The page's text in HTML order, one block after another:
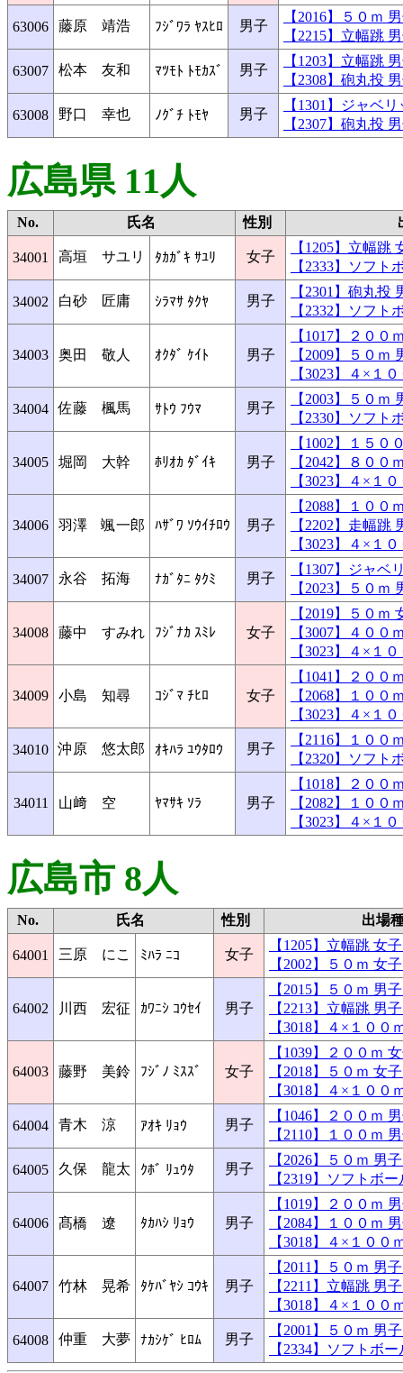
63006 藤原 靖浩 ﾌｼﾞﾜﾗ ﾔｽﾋﾛ 男子
【2016】５０
【2215】立幅
63007 松本 友和 ﾏﾂﾓﾄ ﾄﾓｶｽﾞ 男子
【1203】立幅
【2308】砲丸
63008 野口 幸也 ﾉｸﾞﾁ ﾄﾓﾔ 男子
【1301】ジャ
【2307】砲丸
広島県 11人
No. 氏名 性別
34001 高垣 サユリ ﾀｶｶﾞｷ ｻﾕﾘ 女子
【1205】立幅
【2333】ソフ
34002 白砂 匠庸 ｼﾗﾏｻ ﾀｸﾔ 男子
【2301】砲丸
【2332】ソフ
34003 奥田 敬人 ｵｸﾀﾞ ｹｲﾄ 男子
【1017】２０
【2009】５０
【3023】４×
34004 佐藤 楓馬 ｻﾄｳ ﾌｳﾏ 男子
【2003】５０
【2330】ソフ
34005 堀岡 大幹 ﾎﾘｵｶ ﾀﾞｲｷ 男子
【1002】１５
【2042】８０
【3023】４×
34006 羽澤 颯一郎 ﾊｻﾞﾜ ｿｳｲﾁﾛｳ 男子
【2088】１０
【2202】走幅
【3023】４×
34007 永谷 拓海 ﾅｶﾞﾀﾆ ﾀｸﾐ 男子
【1307】ジャ
【2023】５０
34008 藤中 すみれ ﾌｼﾞﾅｶ ｽﾐﾚ 女子
【2019】５０
【3007】４０
【3023】４×
34009 小島 知尋 ｺｼﾞﾏ ﾁﾋﾛ 女子
【1041】２０
【2068】１０
【3023】４×
34010 沖原 悠太郎 ｵｷﾊﾗ ﾕｳﾀﾛｳ 男子
【2116】１０
【2320】ソフ
34011 山﨑 空 ﾔﾏｻｷ ｿﾗ 男子
【1018】２０
【2082】１０
【3023】４×
広島市 8人
No. 氏名 性別 出場
64001 三原 にこ ﾐﾊﾗ ﾆｺ 女子
【1205】立幅跳
【2002】５０ｍ
64002 川西 宏征 ｶﾜﾆｼ ｺｳｾｲ 男子
【2015】５０ｍ
【2213】立幅跳
【3018】４×１
64003 藤野 美鈴 ﾌｼﾞﾉ ﾐｽｽﾞ 女子
【1039】２００
【2018】５０ｍ
【3018】４×１
64004 青木 涼 ｱｵｷ ﾘｮｳ 男子
【1046】２００
【2110】１００
64005 久保 龍太 ｸﾎﾞ ﾘｭｳﾀ 男子
【2026】５０ｍ
【2319】ソフト
64006 髙橋 遼 ﾀｶﾊｼ ﾘｮｳ 男子
【1019】２００
【2084】１００
【3018】４×１
64007 竹林 晃希 ﾀｹﾊﾞﾔｼ ｺｳｷ 男子
【2011】５０ｍ
【2211】立幅跳
【3018】４×１
64008 仲重 大夢 ﾅｶｼｹﾞ ﾋﾛﾑ 男子
【2001】５０ｍ
【2334】ソフト